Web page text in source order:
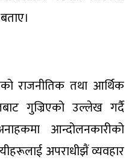
राजनीतिक तथा आर्थिक
गुज्रिएको उल्लेख गर्दै
आन्दोलनकारीको
अपराधीझैं व्यवहार